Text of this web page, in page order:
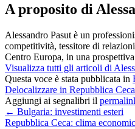
A proposito di
Alessandro Pasut è un
competitività, tessitore di
Centro Europa, in una
Visualizza tutti gli articoli di
Questa voce è stata pubblicata in
Delocalizzare in Repubblica Ceca
Aggiungi ai segnalibri il
← Bulgaria: investimenti esteri
Repubblica Ceca: clima